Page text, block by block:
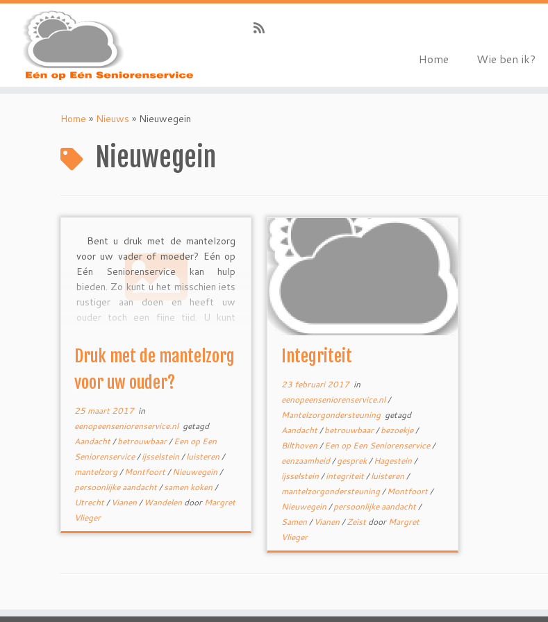
Home Wie ben ik?
Home » Nieuws » Nieuwegein
Nieuwegein
Bent u druk met de mantelzorg
voor uw vader of moeder? Eén op
Eén Seniorenservice kan hulp
bieden. Zo kunt u het misschien iets
rustiger aan doen en heeft uw
ouder toch een fijne tijd. U kunt
gesprek en luisterend oor, samen
boodschappen doen, […]
Druk met de mantelzorg
voor uw ouder?
25 maart 2017in
eenopeenseniorenservice.nl getagd
Aandacht/betrouwbaar/Een op Een
Seniorenservice/ijsselstein/luisteren/
mantelzorg/Montfoort/Nieuwegein/
persoonlijke aandacht/samen koken/
Utrecht/ Vianen/ Wandelen doorMargret
Vlieger
Integriteit
23 februari 2017in
eenopeenseniorenservice.nl/
Mantelzorgondersteuning getagd
Aandacht/betrouwbaar/bezoekje/
Bilthoven/Een op Een Seniorenservice/
eenzaamheid/gesprek/Hagestein/
ijsselstein/integriteit/luisteren/
mantelzorgondersteuning/Montfoort/
Nieuwegein/persoonlijke aandacht/
Samen/ Vianen/ZeistdoorMargret
Vlieger